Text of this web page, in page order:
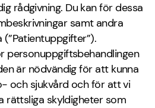
rådgivning. Du kan för dessa
samt andra
personuppgiftsbehandlingen
är nödvändig för att kunna
och sjukvård och för att vi
rättsliga skyldigheter som